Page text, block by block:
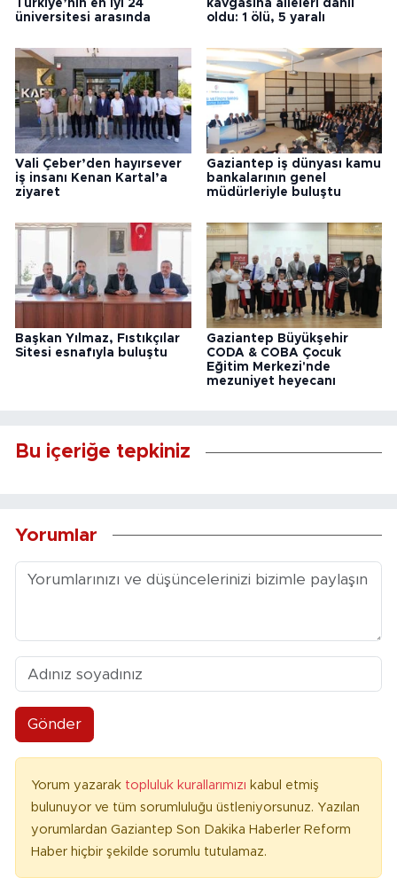
Türkiye’nin en iyi 24
üniversitesi arasında
kavgasına aileleri dahil
oldu: 1 ölü, 5 yaralı
Vali Çeber’den hayırsever
iş insanı Kenan Kartal’a
ziyaret
Gaziantep iş dünyası kamu
bankalarının genel
müdürleriyle buluştu
Başkan Yılmaz, Fıstıkçılar
Sitesi esnafıyla buluştu
Gaziantep Büyükşehir
CODA & COBA Çocuk
Eğitim Merkezi'nde
mezuniyet heyecanı
Bu içeriğe tepkiniz
Yorumlar
Gönder
Yorum yazarak topluluk kurallarımızı kabul etmiş
bulunuyor ve tüm sorumluluğu üstleniyorsunuz. Yazılan
yorumlardan Gaziantep Son Dakika Haberler Reform
Haber hiçbir şekilde sorumlu tutulamaz.